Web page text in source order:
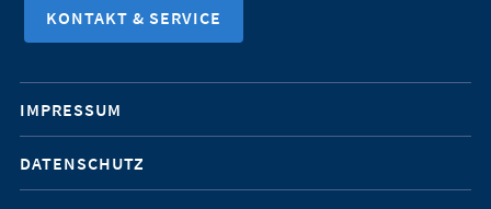
KONTAKT & SERVICE
Mobile-
Service-
Navigation
IMPRESSUM
DATENSCHUTZ